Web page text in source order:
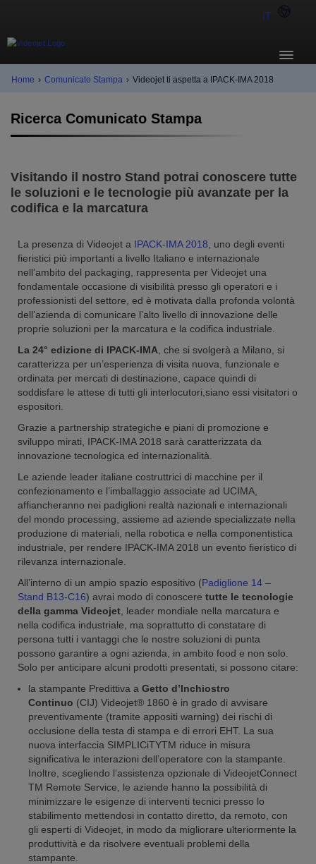
IT
Home › Comunicato Stampa › Videojet ti aspetta a IPACK-IMA 2018
Ricerca Comunicato Stampa
Visitando il nostro Stand potrai conoscere tutte
le soluzioni e le tecnologie più avanzate per la
codifica e la marcatura
La presenza di Videojet a IPACK-IMA 2018 , uno degli eventi
fieristici più importanti a livello Italiano e internazionale
nell’ambito del packaging, rappresenta per Videojet una
fondamentale occasione di visibilità presso gli operatori e i
professionisti del settore, ed è motivata dalla profonda volontà
dell’azienda di comunicare l’alto livello di innovazione delle
proprie soluzioni per la marcatura e la codifica industriale.
La 24° edizione di IPACK-IMA , che si svolgerà a Milano, si
caratterizza per un’esperienza di visita nuova, funzionale e
ordinata per mercati di destinazione, capace quindi di
soddisfare le attese di tutti gli interlocutori,siano essi visitatori o
espositori.
Grazie a partnership strategiche e piani di promozione e
sviluppo mirati, IPACK-IMA 2018 sarà caratterizzata da
innovazione tecnologica ed internazionalità.
Le aziende leader italiane costruttrici di macchine per il
confezionamento e l’imballaggio associate ad UCIMA,
affiancheranno nei padiglioni realtà nazionali e internazionali
del mondo processing, assieme ad aziende specializzate nella
produzione di materiali, nella robotica e nella componentistica
industriale, per rendere IPACK-IMA 2018 un evento fieristico di
rilevanza internazionale.
All’interno di un ampio spazio espositivo (Padiglione 14 –
Stand B13-C16) avrai modo di conoscere tutte le tecnologie
della gamma Videojet , leader mondiale nella marcatura e
nella codifica industriale, ma soprattutto di constatare di
persona tutti i vantaggi che le nostre soluzioni di punta
possono garantire a ogni azienda, in ambito food e non solo.
Solo per anticipare alcuni prodotti presentati, si possono citare:
la stampante Predittiva a Getto d’Inchiostro
Continuo (CIJ) Videojet® 1860 è in grado di avvisare
preventivamente (tramite appositi warning) dei rischi di
occlusione della testa di stampa e di errori EHT. La sua
nuova interfaccia SIMPLICiTYTM riduce in misura
significativa le interazioni dell’operatore con la stampante.
Inoltre, scegliendo l’assistenza opzionale di VideojetConnect
TM Remote Service, le aziende hanno la possibilità di
minimizzare le esigenze di interventi tecnici presso lo
stabilimento mettendosi in contatto diretto, da remoto, con
gli esperti di Videojet, in modo da migliorare ulteriormente la
produttività e da risolvere eventuali problemi della
stampante.